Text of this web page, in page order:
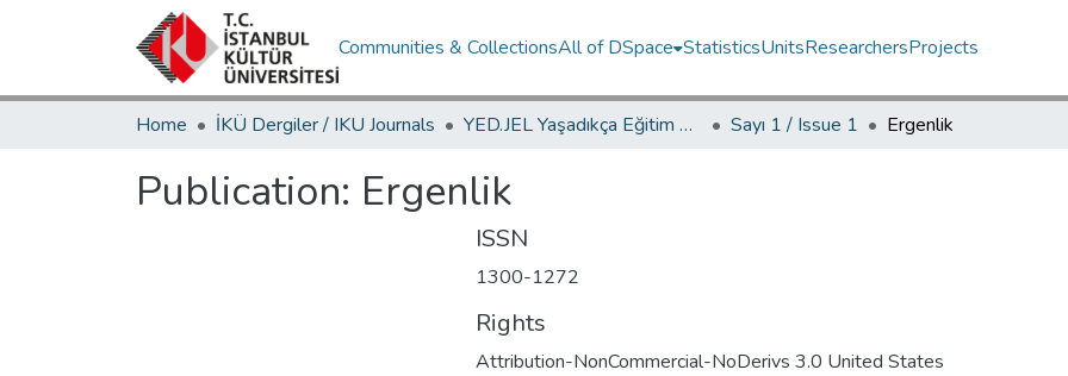
Communities & CollectionsAll of DSpace StatisticsUnitsResearchersProjects
Home İKÜ Dergiler / IKU Journals YED.JEL Yaşadıkça Eğitim Dergisi / Journal of Education For Life Sayı 1 / Issue 1 Ergenlik
Publication: Ergenlik
ISSN
1300-1272
Rights
Attribution-NonCommercial-NoDerivs 3.0 United States